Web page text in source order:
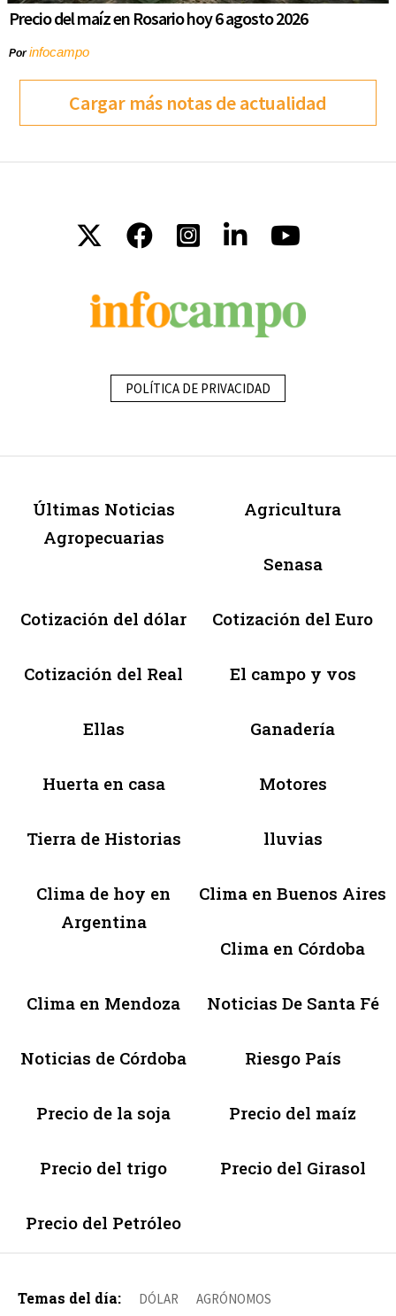
Precio del maíz en Rosario hoy 6 agosto 2026
Porinfocampo
Cargar más notas de actualidad
POLÍTICA DE PRIVACIDAD
Últimas Noticias
Agropecuarias
Agricultura
Senasa
Cotización del dólar Cotización del Euro
Cotización del Real El campo y vos
Ellas Ganadería
Huerta en casa Motores
Tierra de Historias lluvias
Clima de hoy en
Argentina
Clima en Buenos Aires
Clima en Córdoba
Clima en Mendoza Noticias De Santa Fé
Noticias de Córdoba Riesgo País
Precio de la soja Precio del maíz
Precio del trigo Precio del Girasol
Precio del Petróleo
Temas del día: DÓLAR AGRÓNOMOS